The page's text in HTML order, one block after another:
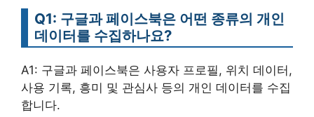
Q1: 구글과 페이스북은 어떤 종류의 개인
데이터를 수집하나요?
A1: 구글과 페이스북은 사용자 프로필, 위치 데이터,
사용 기록, 흥미 및 관심사 등의 개인 데이터를 수집
합니다.